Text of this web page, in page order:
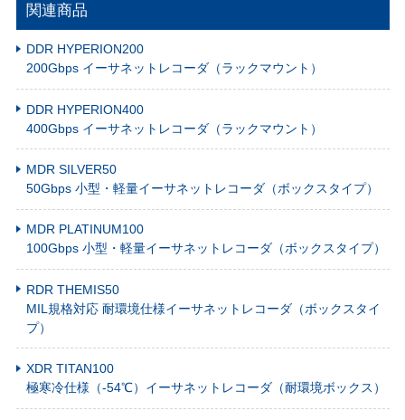
関連商品
DDR HYPERION200
200Gbps イーサネットレコーダ（ラックマウント）
DDR HYPERION400
400Gbps イーサネットレコーダ（ラックマウント）
MDR SILVER50
50Gbps 小型・軽量イーサネットレコーダ（ボックスタイプ）
MDR PLATINUM100
100Gbps 小型・軽量イーサネットレコーダ（ボックスタイプ）
RDR THEMIS50
MIL規格対応 耐環境仕様イーサネットレコーダ（ボックスタイ
プ）
XDR TITAN100
極寒冷仕様（-54℃）イーサネットレコーダ（耐環境ボックス）